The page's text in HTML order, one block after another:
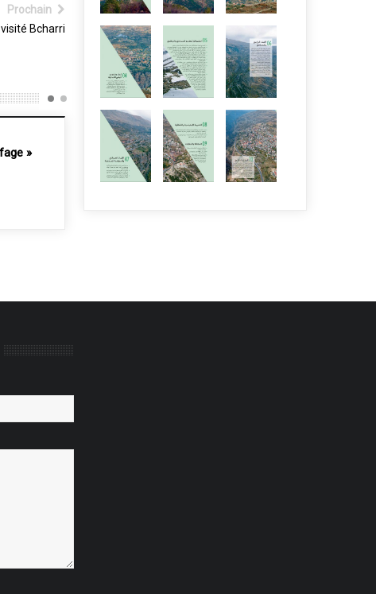
Prochain
Bcharri
» Salma Hayek visite Bcharri
26 Avr, 2015
Vallée de Qadisha
1 Jan, 2015